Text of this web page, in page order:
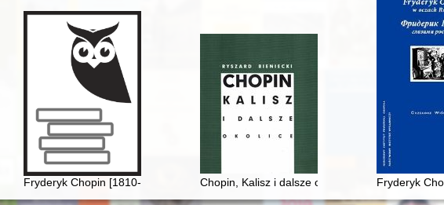
Fryderyk Chopin [1810-1849] Chopin, Kalisz i dalsze okolice Fryderyk